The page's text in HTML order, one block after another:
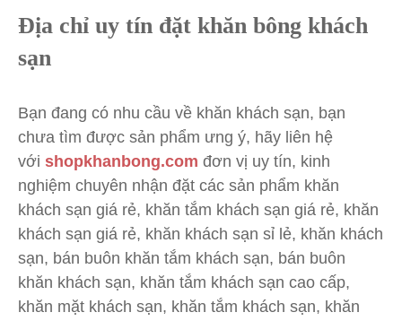
Địa chỉ uy tín đặt khăn bông khách
sạn
Bạn đang có nhu cầu về khăn khách sạn, bạn
chưa tìm được sản phẩm ưng ý, hãy liên hệ
với shopkhanbong.com đơn vị uy tín, kinh
nghiệm chuyên nhận đặt các sản phẩm khăn
khách sạn giá rẻ, khăn tắm khách sạn giá rẻ, khăn
khách sạn giá rẻ, khăn khách sạn sỉ lẻ, khăn khách
sạn, bán buôn khăn tắm khách sạn, bán buôn
khăn khách sạn, khăn tắm khách sạn cao cấp,
khăn mặt khách sạn, khăn tắm khách sạn, khăn